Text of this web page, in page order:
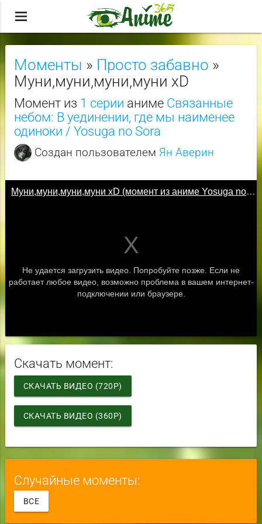
menu
Моменты » Просто забавно »
Муни,муни,муни,муни xD
Момент из 1 серии аниме Связанные
небом: В уединении, где мы наименее
одиноки / Yosuga no Sora
Создан пользователем Ян Аверин
Скачать момент:
СКАЧАТЬ ВИДЕО (720P)
СКАЧАТЬ ВИДЕО (360P)
Случайные моменты:
ВСЕ